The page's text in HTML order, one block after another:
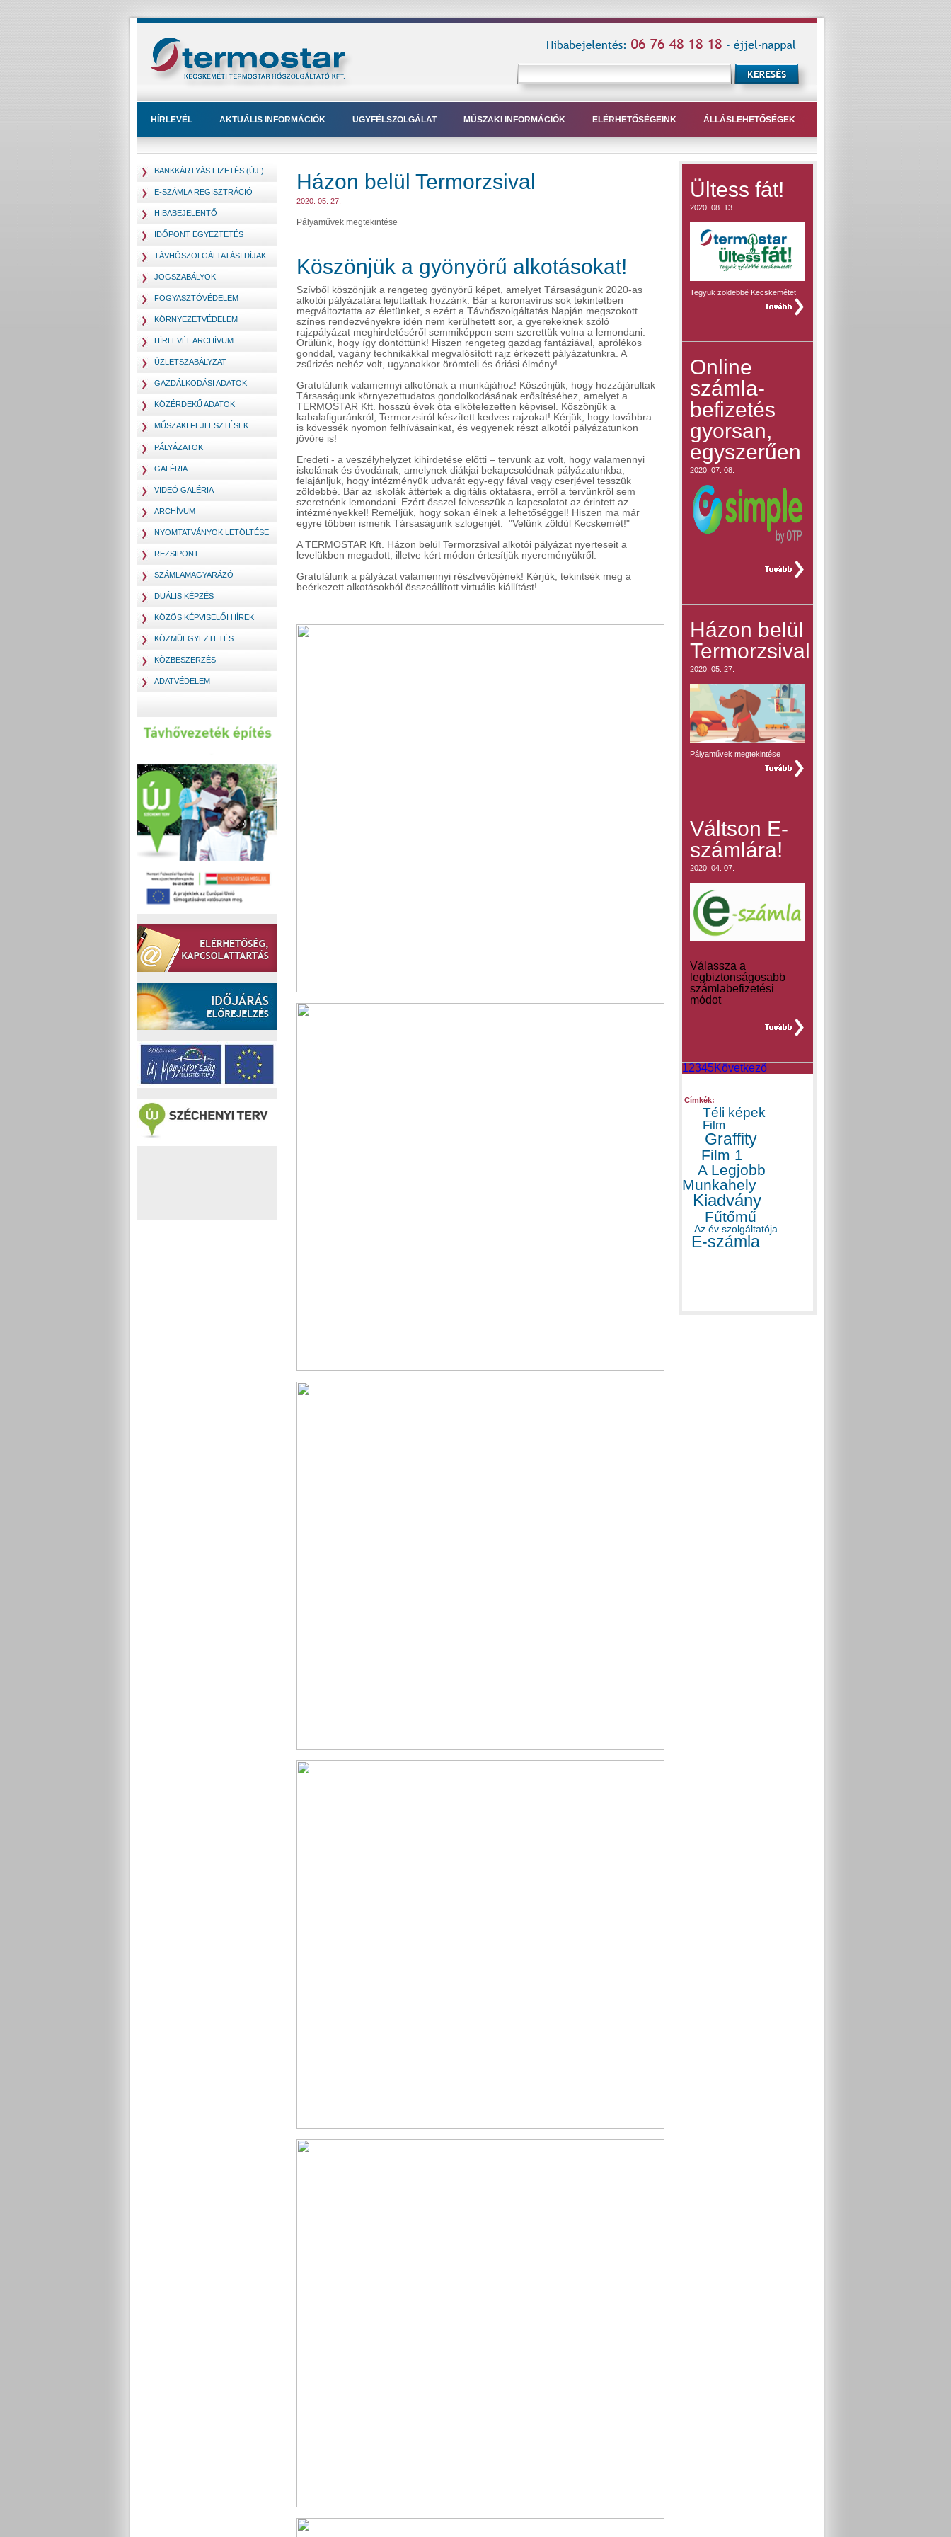
HÍRLEVÉL AKTUÁLIS INFORMÁCIÓK ÜGYFÉLSZOLGÁLAT MŰSZAKI INFORMÁCIÓK ELÉRHETŐSÉGEINK ÁLLÁSLEHETŐSÉGEK
BANKKÁRTYÁS FIZETÉS (ÚJ!)
E-SZÁMLA REGISZTRÁCIÓ
HIBABEJELENTŐ
IDŐPONT EGYEZTETÉS
TÁVHŐSZOLGÁLTATÁSI DÍJAK
JOGSZABÁLYOK
FOGYASZTÓVÉDELEM
KÖRNYEZETVÉDELEM
HÍRLEVÉL ARCHÍVUM
ÜZLETSZABÁLYZAT
GAZDÁLKODÁSI ADATOK
KÖZÉRDEKŰ ADATOK
MŰSZAKI FEJLESZTÉSEK
PÁLYÁZATOK
GALÉRIA
VIDEÓ GALÉRIA
ARCHÍVUM
NYOMTATVÁNYOK LETÖLTÉSE
REZSIPONT
SZÁMLAMAGYARÁZÓ
DUÁLIS KÉPZÉS
KÖZÖS KÉPVISELŐI HÍREK
KÖZMŰEGYEZTETÉS
KÖZBESZERZÉS
ADATVÉDELEM
Házon belül Termorzsival
2020. 05. 27.
Pályaművek megtekintése
Köszönjük a gyönyörű alkotásokat!
Szívből köszönjük a rengeteg gyönyörű képet, amelyet Társaságunk 2020-as
alkotói pályázatára lejuttattak hozzánk. Bár a koronavírus sok tekintetben
megváltoztatta az életünket, s ezért a Távhőszolgáltatás Napján megszokott
színes rendezvényekre idén nem kerülhetett sor, a gyerekeknek szóló
rajzpályázat meghirdetéséről semmiképpen sem szerettük volna a lemondani.
Örülünk, hogy így döntöttünk! Hiszen rengeteg gazdag fantáziával, aprólékos
gonddal, vagány technikákkal megvalósított rajz érkezett pályázatunkra. A
zsűrizés nehéz volt, ugyanakkor örömteli és óriási élmény!
Gratulálunk valamennyi alkotónak a munkájához! Köszönjük, hogy hozzájárultak
Társaságunk környezettudatos gondolkodásának erősítéséhez, amelyet a
TERMOSTAR Kft. hosszú évek óta elkötelezetten képvisel. Köszönjük a
kabalafiguránkról, Termorzsiról készített kedves rajzokat! Kérjük, hogy továbbra
is kövessék nyomon felhívásainkat, és vegyenek részt alkotói pályázatunkon
jövőre is!
Eredeti - a veszélyhelyzet kihirdetése előtti – tervünk az volt, hogy valamennyi
iskolának és óvodának, amelynek diákjai bekapcsolódnak pályázatunkba,
felajánljuk, hogy intézményük udvarát egy-egy fával vagy cserjével tesszük
zöldebbé. Bár az iskolák áttértek a digitális oktatásra, erről a tervünkről sem
szeretnénk lemondani. Ezért ősszel felvesszük a kapcsolatot az érintett az
intézményekkel! Reméljük, hogy sokan élnek a lehetőséggel! Hiszen ma már
egyre többen ismerik Társaságunk szlogenjét: "Velünk zöldül Kecskemét!"
A TERMOSTAR Kft. Házon belül Termorzsival alkotói pályázat nyerteseit a
levelükben megadott, illetve kért módon értesítjük nyereményükről.
Gratulálunk a pályázat valamennyi résztvevőjének! Kérjük, tekintsék meg a
beérkezett alkotásokból összeállított virtuális kiállítást!
Ültess fát!
2020. 08. 13.
Tegyük zöldebbé Kecskemétet
Online
számla-
befizetés
gyorsan,
egyszerűen
2020. 07. 08.
Házon belül
Termorzsival
2020. 05. 27.
Pályaművek megtekintése
Váltson E-
számlára!
2020. 04. 07.
Válassza a
legbiztonságosabb
számlabefizetési
módot
12345Következő
Címkék:
Téli képek
Film
Graffity
Film 1
A Legjobb
Munkahely
Kiadvány
Fűtőmű
Az év szolgáltatója
E-számla